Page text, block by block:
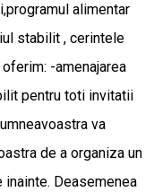
alimentar
stabilit , cerintele
-amenajarea
pentru toti invitatii
va
de a organiza un
Deasemenea